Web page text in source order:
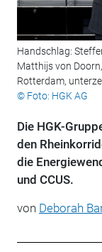
Handschlag:
Matthijs von
Rotterdam,
© Foto: HGK AG
Die HGK-
den
die
und CCUS.
von Deborah